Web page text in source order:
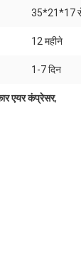
35*21*17
12 महीने
1-7 दिन
एयर कंप्रेसर,